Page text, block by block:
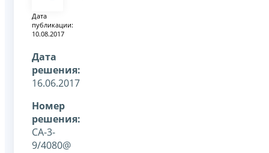
Дата
публикации:
10.08.2017
Дата
решения:
16.06.2017
Номер
решения:
СА-3-
9/4080@